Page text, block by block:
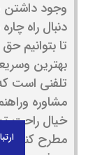
وجود
دنبال راه
تا بتوانیم
بهترین
تلفنی است
مشاوره
خیال راحت
مطرح کنید تا